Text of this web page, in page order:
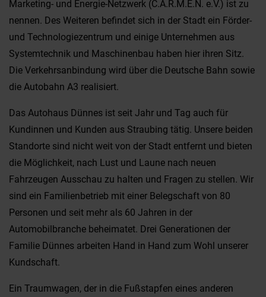
Marketing- und Energie-Netzwerk (C.A.R.M.E.N. e.V.) ist zu
nennen. Des Weiteren befindet sich in der Stadt ein Förder-
und Technologiezentrum und einige Unternehmen aus
Systemtechnik und Maschinenbau haben hier ihren Sitz.
Die Verkehrsanbindung wird über die Deutsche Bahn sowie
die Autobahn A3 realisiert.
Das Autohaus Dünnes ist seit Jahr und Tag auch für
Kundinnen und Kunden aus Straubing tätig. Unsere beiden
Standorte sind nicht weit von der Stadt entfernt und bieten
die Möglichkeit, nach Lust und Laune nach neuen
Fahrzeugen Ausschau zu halten und Fragen zu stellen. Wir
sind ein Familienbetrieb mit einer Belegschaft von 80
Personen und seit mehr als 60 Jahren in der
Automobilbranche beheimatet. Drei Generationen der
Familie Dünnes arbeiten Hand in Hand zum Wohl unserer
Kundschaft.
Ein Traumwagen, der in die Fußstapfen eines anderen